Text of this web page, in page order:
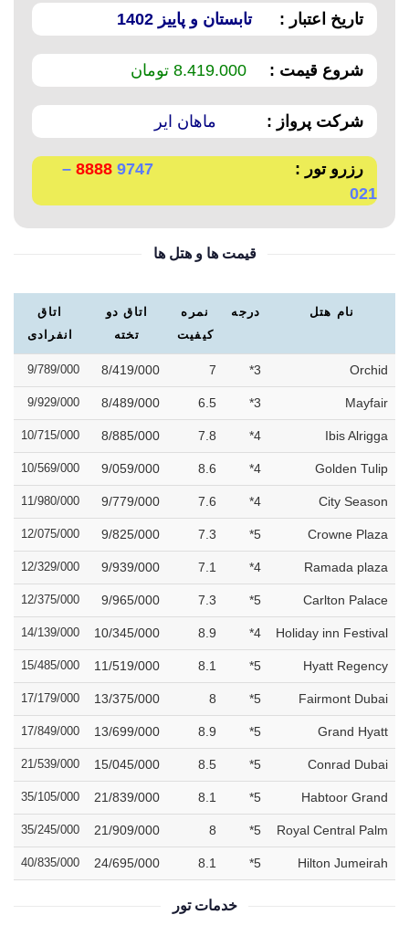
تاریخ اعتبار : تابستان و پاییز 1402
شروع قیمت : 8.419.000 تومان
شرکت پرواز : ماهان ایر
رزرو تور : 9747
8888
–
021
قیمت ها و هتل ها
نام هتل درجه
نمره
کیفیت
اتاق دو
تخته
اتاق
انفرادی
Orchid
3*
7
8/419/000
9/789/000
Mayfair
3*
6.5
8/489/000
9/929/000
Ibis Alrigga
4*
7.8
8/885/000
10/715/000
Golden Tulip
4*
8.6
9/059/000
10/569/000
City Season
4*
7.6
9/779/000
11/980/000
Crowne Plaza
5*
7.3
9/825/000
12/075/000
Ramada plaza
4*
7.1
9/939/000
12/329/000
Carlton Palace
5*
7.3
9/965/000
12/375/000
Holiday inn Festival
4*
8.9
10/345/000
14/139/000
Hyatt Regency
5*
8.1
11/519/000
15/485/000
Fairmont Dubai
5*
8
13/375/000
17/179/000
Grand Hyatt
5*
8.9
13/699/000
17/849/000
Conrad Dubai
5*
8.5
15/045/000
21/539/000
Habtoor Grand
5*
8.1
21/839/000
35/105/000
Royal Central Palm
5*
8
21/909/000
35/245/000
Hilton Jumeirah
5*
8.1
24/695/000
40/835/000
خدمات تور